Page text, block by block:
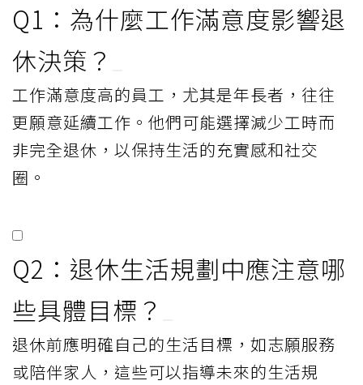
Q1：為什麼工作滿意度影響退
休決策？
工作滿意度高的員工，尤其是年長者，往往
更願意延續工作。他們可能選擇減少工時而
非完全退休，以保持生活的充實感和社交
圈。
Q2：退休生活規劃中應注意哪
些具體目標？
退休前應明確自己的生活目標，如志願服務
或陪伴家人，這些可以指導未來的生活規